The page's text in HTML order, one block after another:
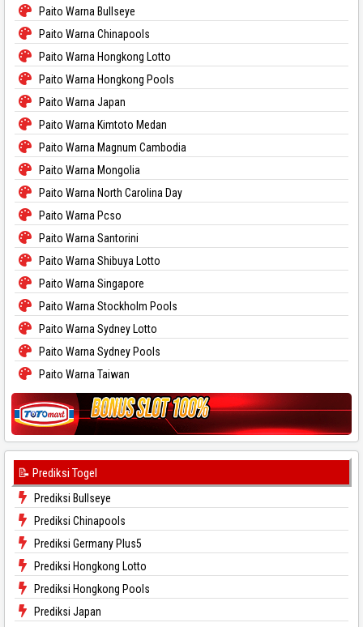
Paito Warna Bullseye
Paito Warna Chinapools
Paito Warna Hongkong Lotto
Paito Warna Hongkong Pools
Paito Warna Japan
Paito Warna Kimtoto Medan
Paito Warna Magnum Cambodia
Paito Warna Mongolia
Paito Warna North Carolina Day
Paito Warna Pcso
Paito Warna Santorini
Paito Warna Shibuya Lotto
Paito Warna Singapore
Paito Warna Stockholm Pools
Paito Warna Sydney Lotto
Paito Warna Sydney Pools
Paito Warna Taiwan
📝 Prediksi Togel
Prediksi Bullseye
Prediksi Chinapools
Prediksi Germany Plus5
Prediksi Hongkong Lotto
Prediksi Hongkong Pools
Prediksi Japan